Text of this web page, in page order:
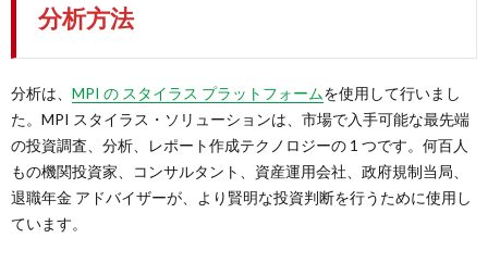
分析方法
分析は、 MPI の スタイラス プラットフォームを使用して行いまし
た。MPI スタイラス・ソリューションは、市場で入手可能な最先端
の投資調査、分析、レポート作成テクノロジーの 1 つです。何百人
もの機関投資家、コンサルタント、資産運用会社、政府規制当局、
退職年金 アドバイザーが、より賢明な投資判断を行うために使用し
ています。